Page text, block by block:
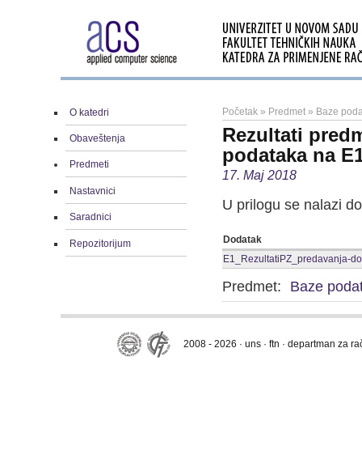
O katedri
Obaveštenja
Predmeti
Nastavnici
Saradnici
Repozitorijum
Početak » Predmet » Baze
Rezultati
podataka na
17. Maj 2018
U prilogu se nalazi
Dodatak
E1_RezultatiPZ_predavanja-
Predmet: Baze
2008 - 2026 · uns · ftn · departman za